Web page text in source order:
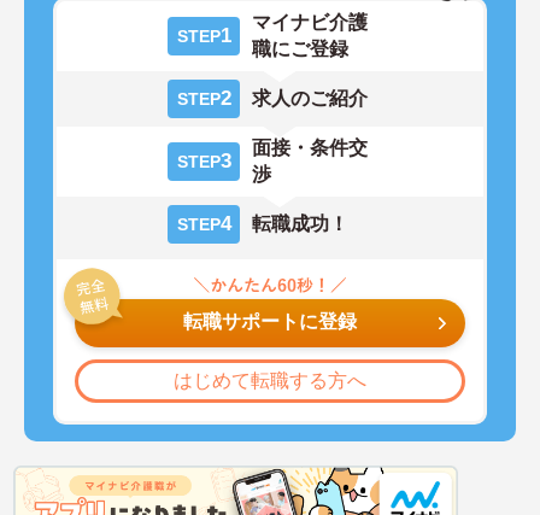
STEP1
マイナビ介護
職にご登録
STEP2 求人のご紹介
STEP3
面接・条件交
渉
STEP4 転職成功！
転職サポートに登録
はじめて転職する方へ